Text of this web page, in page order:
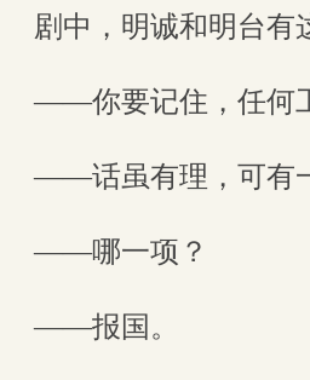
剧中，明诚和明台有
——你要记住，任何
——话虽有理，可有
——哪一项？
——报国。